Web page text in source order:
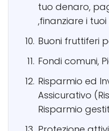
tuo denaro,
,finanziare i
Buoni fruttiferi
Fondi comuni,
Risparmio ed
Assicurativo
Risparmio